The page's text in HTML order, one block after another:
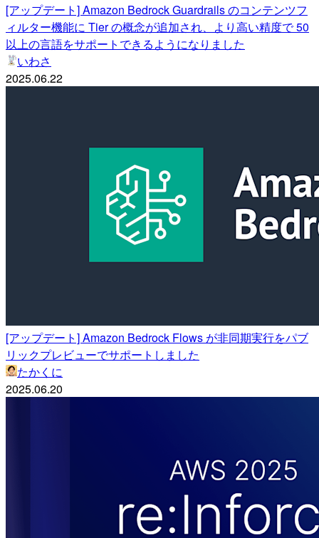
[アップデート] Amazon Bedrock Guardrails のコンテンツフ
ィルター機能に Tier の概念が追加され、より高い精度で 50
以上の言語をサポートできるようになりました
いわさ
2025.06.22
[アップデート] Amazon Bedrock Flows が非同期実行をパブ
リックプレビューでサポートしました
たかくに
2025.06.20